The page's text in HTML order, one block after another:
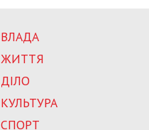
ВЛАДА
ЖИТТЯ
ДІЛО
КУЛЬТУРА
СПОРТ